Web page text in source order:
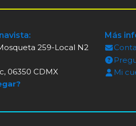
259-Local N2
06350 CDMX
Más
Mi